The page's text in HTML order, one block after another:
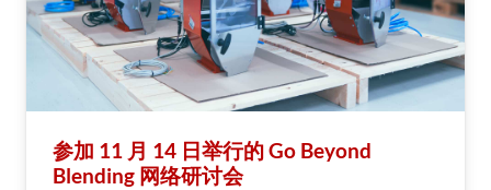
参加 11 月 14 日举行的 Go Beyond
Blending 网络研讨会